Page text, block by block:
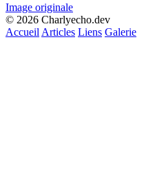
Image originale
© 2026 Charlyecho.dev
Accueil Articles Liens Galerie